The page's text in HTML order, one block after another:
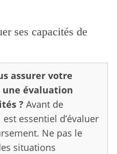
ses capacités de
assurer votre
évaluation
? Avant de
essentiel d’évaluer
Ne pas le
situations